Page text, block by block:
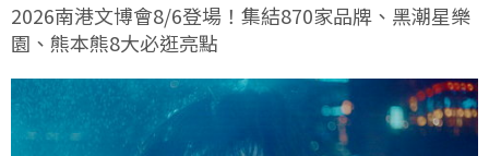
2026南港文博會8/6登場！集結870家品牌、黑潮星樂
園、熊本熊8大必逛亮點